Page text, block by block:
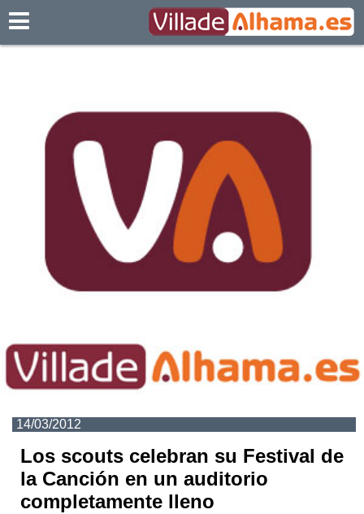
14/03/2012
Los scouts celebran su Festival de
la Canción en un auditorio
completamente lleno